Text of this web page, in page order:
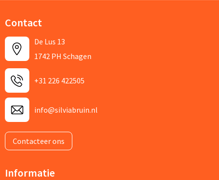
Contact
De Lus 13
1742 PH Schagen
+31 226 422505
info@silviabruin.nl
Contacteer ons
Informatie